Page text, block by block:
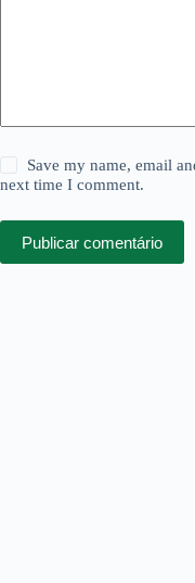
Save my name, email
next time I comment.
Publicar comentário